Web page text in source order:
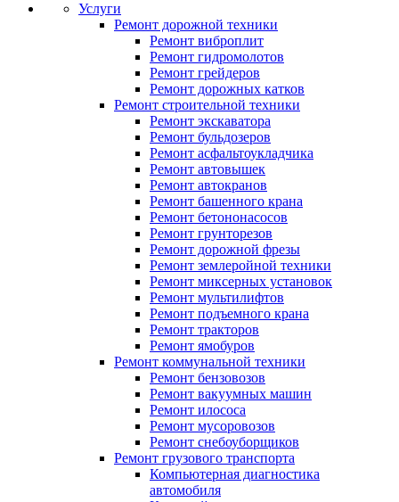
Услуги
Ремонт дорожной техники
Ремонт виброплит
Ремонт гидромолотов
Ремонт грейдеров
Ремонт дорожных катков
Ремонт строительной техники
Ремонт экскаватора
Ремонт бульдозеров
Ремонт асфальтоукладчика
Ремонт автовышек
Ремонт автокранов
Ремонт башенного крана
Ремонт бетононасосов
Ремонт грунторезов
Ремонт дорожной фрезы
Ремонт землеройной техники
Ремонт миксерных установок
Ремонт мультилифтов
Ремонт подъемного крана
Ремонт тракторов
Ремонт ямобуров
Ремонт коммунальной техники
Ремонт бензовозов
Ремонт вакуумных машин
Ремонт илососа
Ремонт мусоровозов
Ремонт снебоуборщиков
Ремонт грузового транспорта
Компьютерная диагностика
автомобиля